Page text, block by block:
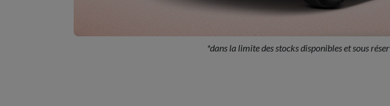
*dans la limite des stocks disponibles et sous